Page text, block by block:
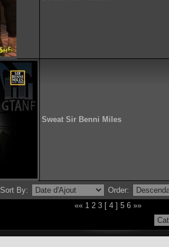
Sweat Sir Benni Miles
Sort By:
Order:
«« 1 2 3 [ 4 ] 5 6 »»